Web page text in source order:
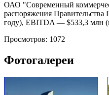
ОАО "Современный
распоряжения
году), EBITDA — $533,3 млн
Просмотров: 1072
Фотогалереи